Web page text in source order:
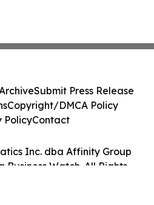
Inc. dba Affinity Group
Business Watch. All Rights
Submit Press Release
Copyright/DMCA Policy
PolicyContact